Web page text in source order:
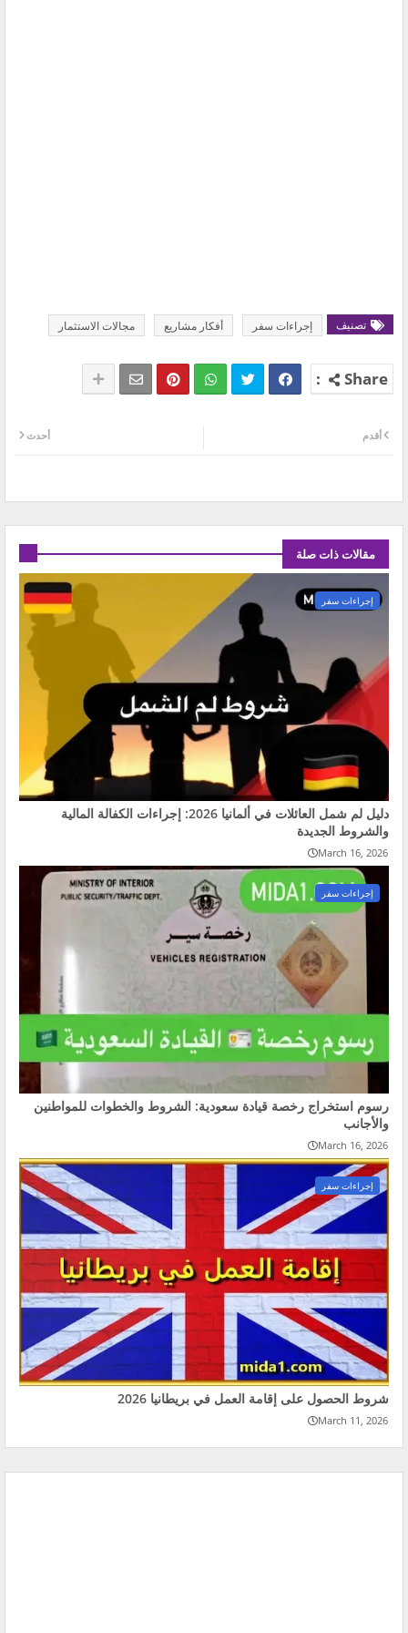
تصنيف إجراءات سفر أفكار مشاريع مجالات الاستثمار
أحدث أقدم
مقالات ذات صلة
إجراءات سفر
دليل لم شمل العائلات في ألمانيا 2026: إجراءات الكفالة المالية
والشروط الجديدة
March 16, 2026
إجراءات سفر
رسوم استخراج رخصة قيادة سعودية: الشروط والخطوات للمواطنين
والأجانب
March 16, 2026
إجراءات سفر
شروط الحصول على إقامة العمل في بريطانيا 2026
March 11, 2026